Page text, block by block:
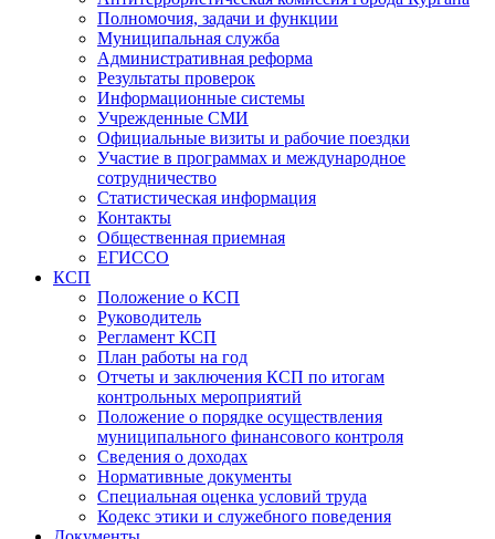
Полномочия, задачи и функции
Муниципальная служба
Административная реформа
Результаты проверок
Информационные системы
Учрежденные СМИ
Официальные визиты и рабочие поездки
Участие в программах и международное
сотрудничество
Статистическая информация
Контакты
Общественная приемная
ЕГИССО
КСП
Положение о КСП
Руководитель
Регламент КСП
План работы на год
Отчеты и заключения КСП по итогам
контрольных мероприятий
Положение о порядке осуществления
муниципального финансового контроля
Сведения о доходах
Нормативные документы
Специальная оценка условий труда
Кодекс этики и служебного поведения